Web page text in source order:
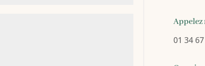
Appelez
01 34